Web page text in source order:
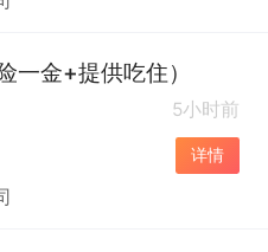
一金+提供吃住）
5小时前
详情